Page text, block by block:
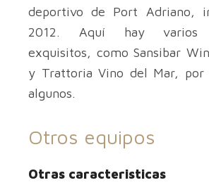
deportivo de Port Adriano,
2012. Aquí hay varios
exquisitos, como Sansibar
y Trattoria Vino del Mar, por
algunos.
Otros equipos
Otras caracteristicas